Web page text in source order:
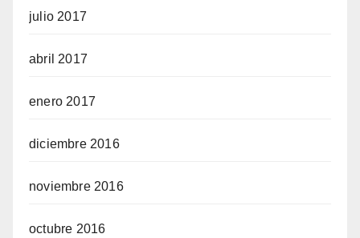
julio 2017
abril 2017
enero 2017
diciembre 2016
noviembre 2016
octubre 2016